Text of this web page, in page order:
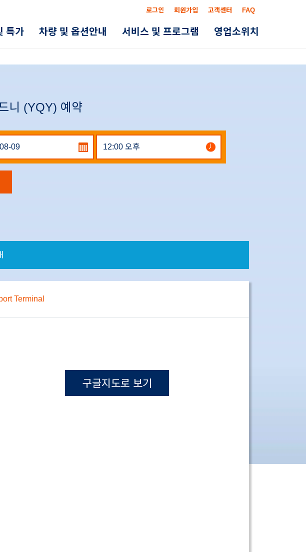
로그인 회원가입 고객센터 FAQ
특가 차량 및 옵션안내 서비스 및 프로그램 영업소위치
니 (YQY) 예약
Terminal
구글지도로 보기